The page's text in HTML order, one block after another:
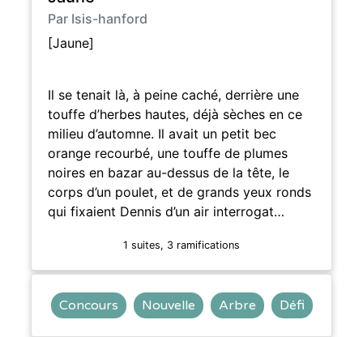
Par Isis-hanford
[Jaune]
Il se tenait là, à peine caché, derrière une
touffe d’herbes hautes, déjà sèches en ce
milieu d’automne. Il avait un petit bec
orange recourbé, une touffe de plumes
noires en bazar au-dessus de la tête, le
corps d’un poulet, et de grands yeux ronds
qui fixaient Dennis d’un air interrogat…
1 suites, 3 ramifications
Concours Nouvelle Arbre Défi